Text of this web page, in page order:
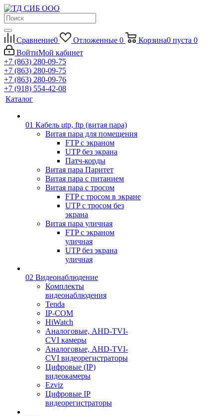
Сравнение0 Отложенные 0 Корзина0 пуста 0
ВойтиМой кабинет
+7 (863) 280-09-75
+7 (863) 280-09-75
+7 (863) 280-09-76
+7 (918) 554-42-08
Каталог
01 Кабель utp, ftp (витая пара)
Витая пара для помещения
FTP с экраном
UTP без экрана
Патч-корды
Витая пара Паритет
Витая пара с питанием
Витая пара с тросом
FTP с тросом в экране
UTP с тросом без
экрана
Витая пара уличная
FTP с экраном
уличная
UTP без экрана
уличная
02 Видеонаблюдение
Комплекты
видеонаблюдения
Tenda
IP-COM
HiWatch
Аналоговые, AHD-TVI-
CVI камеры
Аналоговые, AHD-TVI-
CVI видеорегистраторы
Цифровые (IP)
видеокамеры
Ezviz
Цифровые IP
видеорегистраторы